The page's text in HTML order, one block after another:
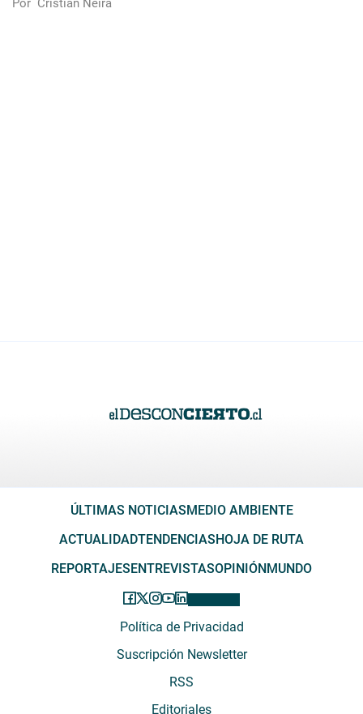
Por Cristian Neira
ÚLTIMAS NOTICIASMEDIO AMBIENTE
ACTUALIDADTENDENCIASHOJA DE RUTA
REPORTAJESENTREVISTASOPINIÓNMUNDO
Política de Privacidad
Suscripción Newsletter
RSS
Editoriales